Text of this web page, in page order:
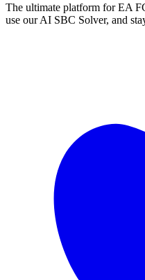
The ultimate platform for EA
use our AI SBC Solver, and